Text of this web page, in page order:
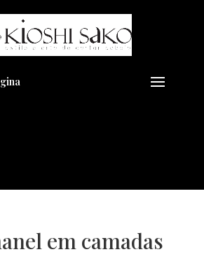
em camadas
em transformar seu
Visual??